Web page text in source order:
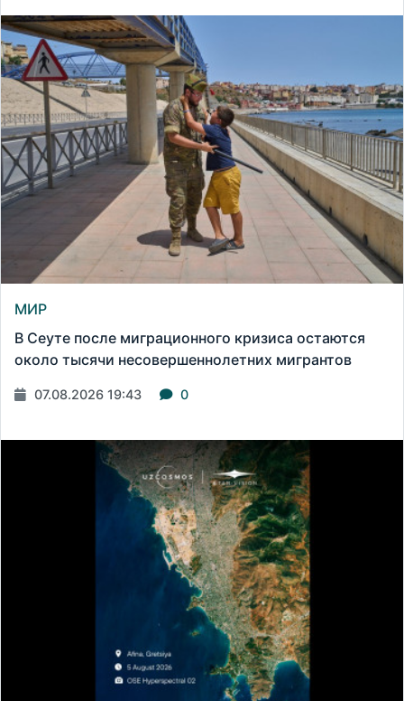
МИР
В Сеуте после миграционного кризиса остаются
около тысячи несовершеннолетних мигрантов
07.08.2026 19:43 0